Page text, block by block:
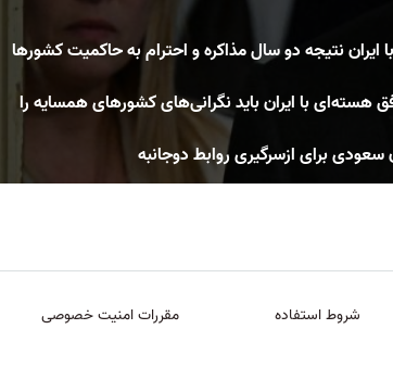
نتیجه دو سال مذاکره و احترام به حاکمیت کشورها
هسته‌ای با ایران باید نگرانی‌های کشورهای همسایه را
برای ازسرگیری روابط دوجانبه
شروط استفاده مقررات امنیت خصوصی